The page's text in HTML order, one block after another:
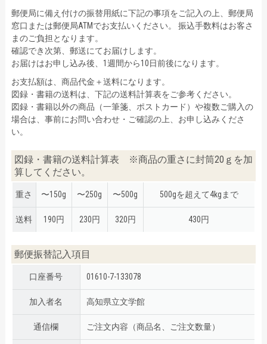
郵便局に備え付けの振替用紙に下記の事項をご記入の上、郵便局
窓口または郵便局ATMでお支払いください。 振込手数料はお客さ
まのご負担となります。
確認でき次第、郵送にてお届けします。
お届けはお申し込み後、1週間から10日前後になります。
お支払額は、商品代金＋送料になります。
図録・書籍の送料は、下記の送料計算表をご参考ください。
図録・書籍以外の商品（一筆箋、ポストカード）や複数ご購入の
場合は、事前にお問い合わせ・ご確認の上、お申し込みくださ
い。
図録・書籍の送料計算表 ※商品の重さに封筒20ｇを加
算してください。
重さ 〜150g 〜250g 〜500g 500gを超えて4kgまで
送料 190円 230円 320円 430円
郵便振替記入項目
口座番号 01610-7-133078
加入者名 高知県立文学館
通信欄 ご注文内容（商品名、ご注文数量）